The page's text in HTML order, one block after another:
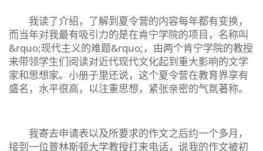
我读了介绍，了解到夏令营的内容每年都有变换，
而当年对我最有吸引力的是在肯宁学院的项目，名称叫
&rquo;现代主义的难题&rquo;，由两个肯宁学院的教授
来带领学生们阅读对近代现代文化起到重大影响的文学
家和思想家。小册子里还说，这个夏令营在教育界享有
盛名，水平很高，以注重思想，紧张亲密的气氛著称。
我寄去申请表以及所要求的作文之后约一个多月，
接到一位普林斯顿大学教授打来电话，说我的作文被初